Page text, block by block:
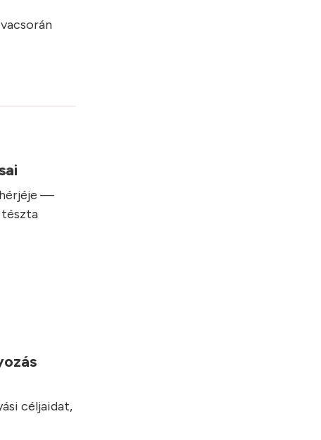
—
tészta
céljaidat,